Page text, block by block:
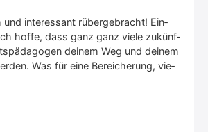
und inter­es­sant rüber­ge­bracht! Ein­
hof­fe, dass ganz ganz vie­le zukünf­
dei­nem Weg und dei­nem
Was für eine Berei­che­rung, vie­